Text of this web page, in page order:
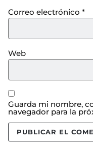
Correo electrónico *
Web
Guarda mi nombre,
navegador para la